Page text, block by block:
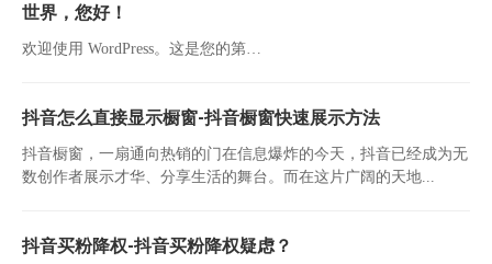
世界，您好！
欢迎使用 WordPress。这是您的第…
抖音怎么直接显示橱窗-抖音橱窗快速展示方法
抖音橱窗，一扇通向热销的门在信息爆炸的今天，抖音已经成为无
数创作者展示才华、分享生活的舞台。而在这片广阔的天地...
抖音买粉降权-抖音买粉降权疑虑？